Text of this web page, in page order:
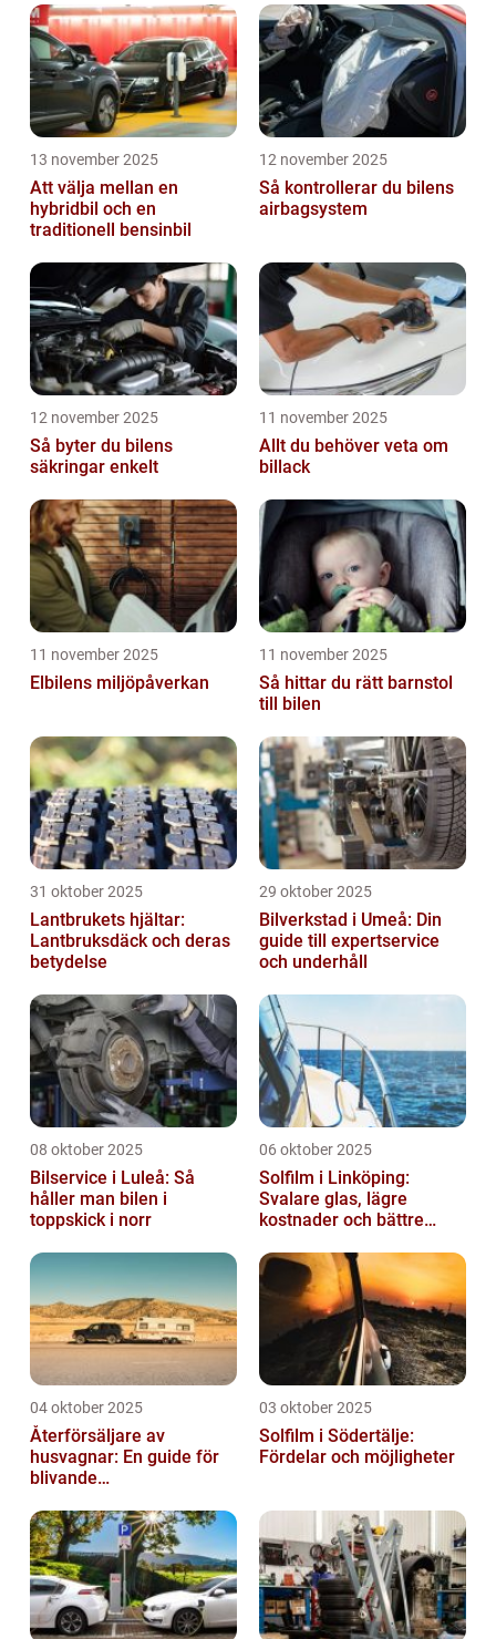
13 november 2025
Att välja mellan en
hybridbil och en
traditionell bensinbil
12 november 2025
Så kontrollerar du bilens
airbagsystem
12 november 2025
Så byter du bilens
säkringar enkelt
11 november 2025
Allt du behöver veta om
billack
11 november 2025
Elbilens miljöpåverkan
11 november 2025
Så hittar du rätt barnstol
till bilen
31 oktober 2025
Lantbrukets hjältar:
Lantbruksdäck och deras
betydelse
29 oktober 2025
Bilverkstad i Umeå: Din
guide till expertservice
och underhåll
08 oktober 2025
Bilservice i Luleå: Så
håller man bilen i
toppskick i norr
06 oktober 2025
Solfilm i Linköping:
Svalare glas, lägre
kostnader och bättre
04 oktober 2025
Återförsäljare av
husvagnar: En guide för
blivande
03 oktober 2025
Solfilm i Södertälje:
Fördelar och möjligheter